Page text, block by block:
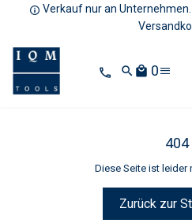
Verkauf nur an
search local_mall 0
404
Diese Seite ist leider
Zurück zur